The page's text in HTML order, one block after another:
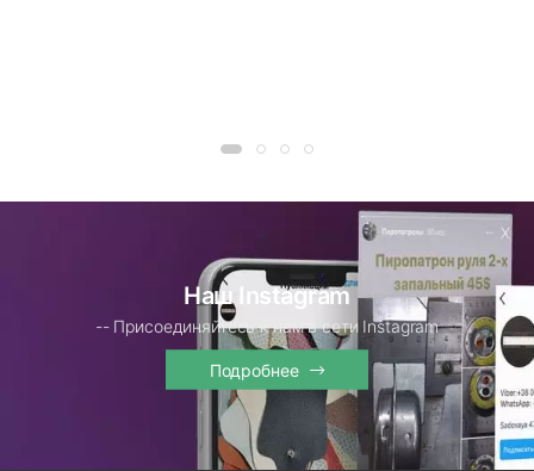
Наш Instagram
-- Присоединяйтесь к нам в сети Instagram
Подробнее